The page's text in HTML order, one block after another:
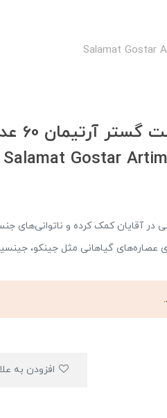
کپسول زینگا لایف
Salamat Gostar
در آقایان کمک کرده و ناتوانی‌های
عصاره‌های گیاهانی مثل جینکو،